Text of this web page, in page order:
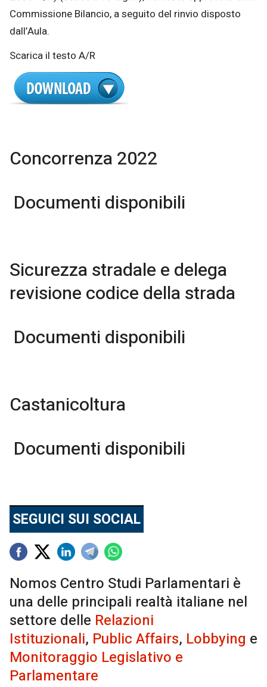
Commissione Bilancio, a seguito del rinvio disposto
dall’Aula.
Scarica il testo A/R
Concorrenza 2022
Documenti disponibili
Sicurezza stradale e delega
revisione codice della strada
Documenti disponibili
Castanicoltura
Documenti disponibili
SEGUICI SUI SOCIAL
Nomos Centro Studi Parlamentari è
una delle principali realtà italiane nel
settore delle Relazioni
Istituzionali, Public Affairs, Lobbying e
Monitoraggio Legislativo e
Parlamentare